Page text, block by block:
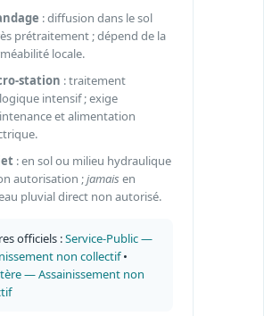
: diffusion dans le sol
prétraitement ; dépend de la
locale.
station : traitement
intensif ; exige
et alimentation
: en sol ou milieu hydraulique
autorisation ;jamais en
pluvial direct non autorisé.
officiels :Service-Public —
non collectif•
— Assainissement non